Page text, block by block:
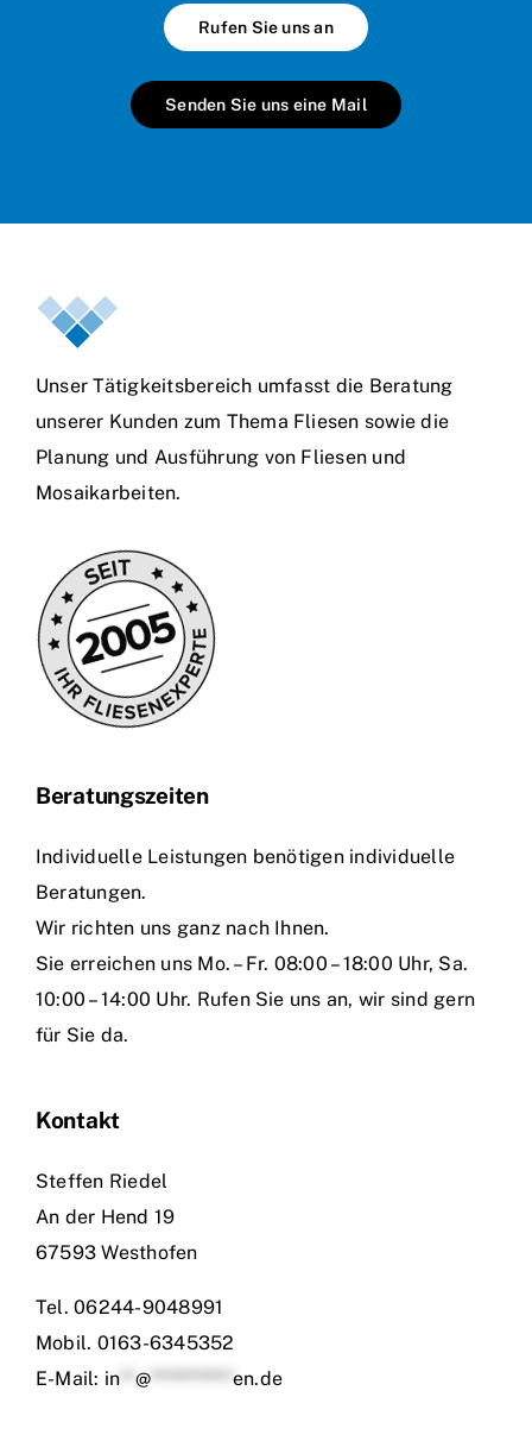
Rufen Sie uns an
Senden Sie uns eine Mail
Unser Tätigkeitsbereich umfasst die Beratung
unserer Kunden zum Thema Fliesen sowie die
Planung und Ausführung von Fliesen und
Mosaikarbeiten.
Beratungszeiten
Individuelle Leistungen benötigen individuelle
Beratungen.
Wir richten uns ganz nach Ihnen.
Sie erreichen uns Mo. – Fr. 08:00 – 18:00 Uhr, Sa.
10:00 – 14:00 Uhr. Rufen Sie uns an, wir sind gern
für Sie da.
Kontakt
Steffen Riedel
An der Hend 19
67593 Westhofen
Tel.06244-9048991
Mobil. 0163-6345352
E-Mail: in @ *********** en.de